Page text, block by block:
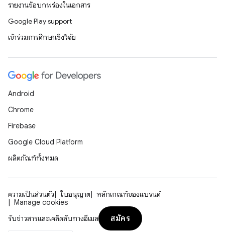
รายงานข้อบกพร่องในเอกสาร
Google Play support
เข้าร่วมการศึกษาเชิงวิจัย
Android
Chrome
Firebase
Google Cloud Platform
ผลิตภัณฑ์ทั้งหมด
ความเป็นส่วนตัว ใบอนุญาต
หลักเกณฑ์ของแบรนด์
Manage cookies
รับข่าวสารและเคล็ดลับทางอีเมล
สมัคร